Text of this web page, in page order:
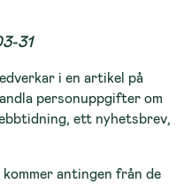
31
i en artikel på
person­uppgifter om
ett nyhetsbrev,
antingen från de